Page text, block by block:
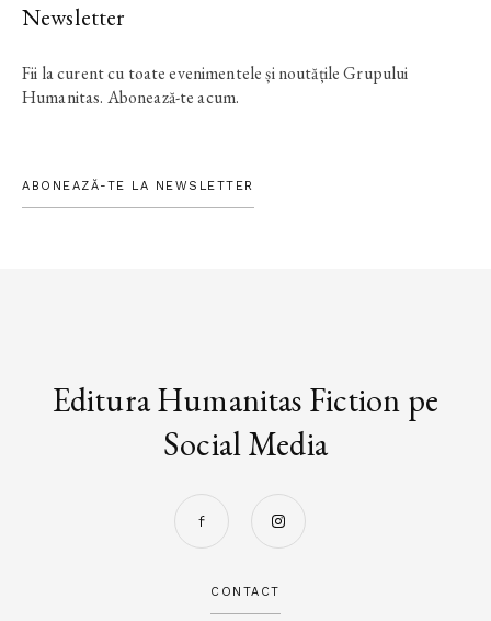
Newsletter
Fii la curent cu toate evenimentele și noutățile Grupului
Humanitas. Abonează-te acum.
ABONEAZĂ-TE LA NEWSLETTER
Editura Humanitas Fiction pe
Social Media
CONTACT